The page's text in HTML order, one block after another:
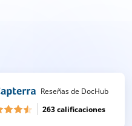
Reseñas de DocHub
263 calificaciones